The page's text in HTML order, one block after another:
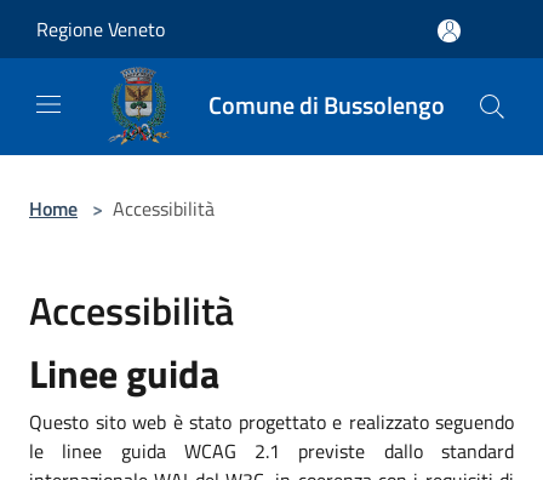
Regione Veneto
Comune di Bussolengo
Home > Accessibilità
Accessibilità
Linee guida
Questo sito web è stato progettato e realizzato seguendo
le linee guida WCAG 2.1 previste dallo standard